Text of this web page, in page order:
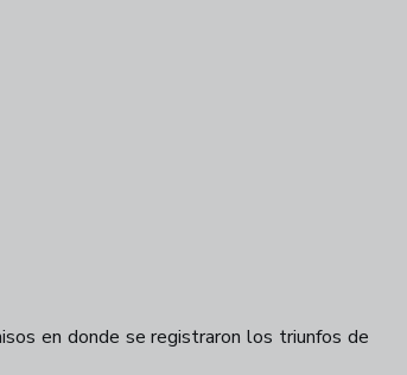
en donde se registraron los triunfos de